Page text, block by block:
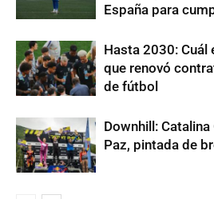
España para
Hasta 2030: Cuál
que renovó
de fútbol
Downhill:
Paz, pintada de